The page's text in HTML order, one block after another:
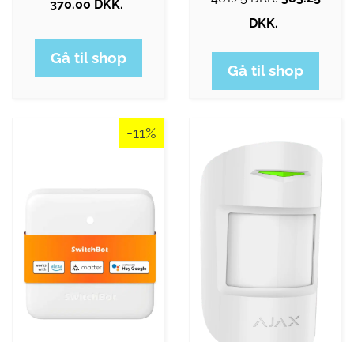
370.00 DKK.
Gå til shop
DKK.
Gå til shop
-11%